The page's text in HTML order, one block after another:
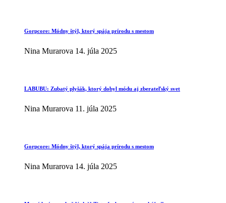
Gorpcore: Módny štýl, ktorý spája prírodu s mestom
Nina Murarova 14. júla 2025
LABUBU: Zubatý plyšák, ktorý dobyl módu aj zberateľský svet
Nina Murarova 11. júla 2025
Gorpcore: Módny štýl, ktorý spája prírodu s mestom
Nina Murarova 14. júla 2025